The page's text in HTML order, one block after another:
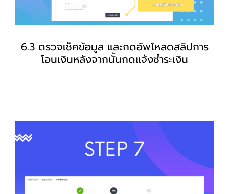
6.3 ตรวจเช็คข้อมูล และกดอัพโหลดสลิปการ
โอนเงินหลังจากนั้นกดแจ้งชำระเงิน